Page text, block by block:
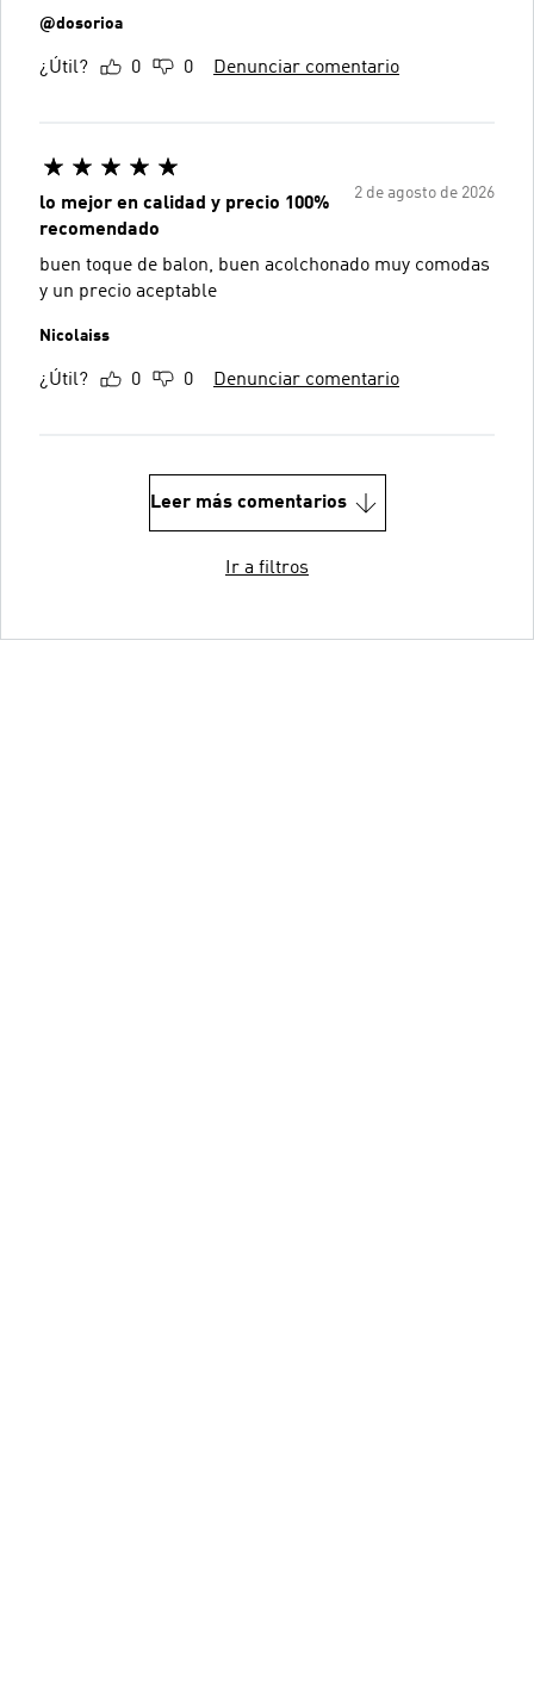
@dosorioa
¿Útil? 0 0 Denunciar comentario
2 de agosto de 2026
lo mejor en calidad y precio 100%
recomendado
buen toque de balon, buen acolchonado muy comodas
y un precio aceptable
Nicolaiss
¿Útil? 0 0 Denunciar comentario
Leer más comentarios
Ir a filtros